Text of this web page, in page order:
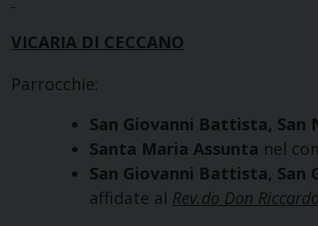
VICARIA DI CECCANO
Parrocchie:
San Giovanni Battista, San
Santa Maria Assunta nel
San Giovanni Battista, San
affidate al Rev.do Don